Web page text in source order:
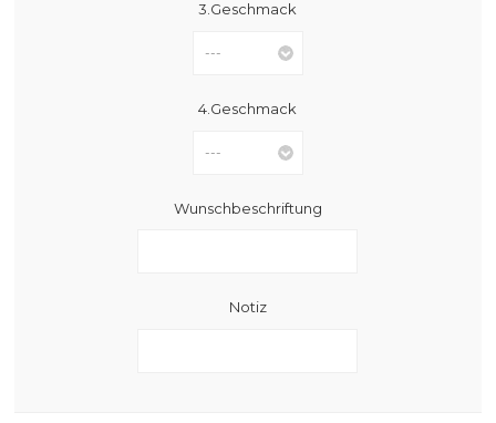
3.Geschmack
4.Geschmack
Wunschbeschriftung
Notiz